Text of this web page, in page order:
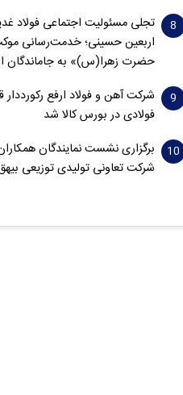
تجلی مسئولیت اجتماعی فولاد
اربعین حسینی؛ خدمت‌رسانی
حضرت زهرا(س)» به جاماندگان
شرکت آهن و فولاد ارفع
فولادی در بورس کالا شد
برگزاری نشست نمایندگان
شرکت تعاونی تولیدی توزیعی